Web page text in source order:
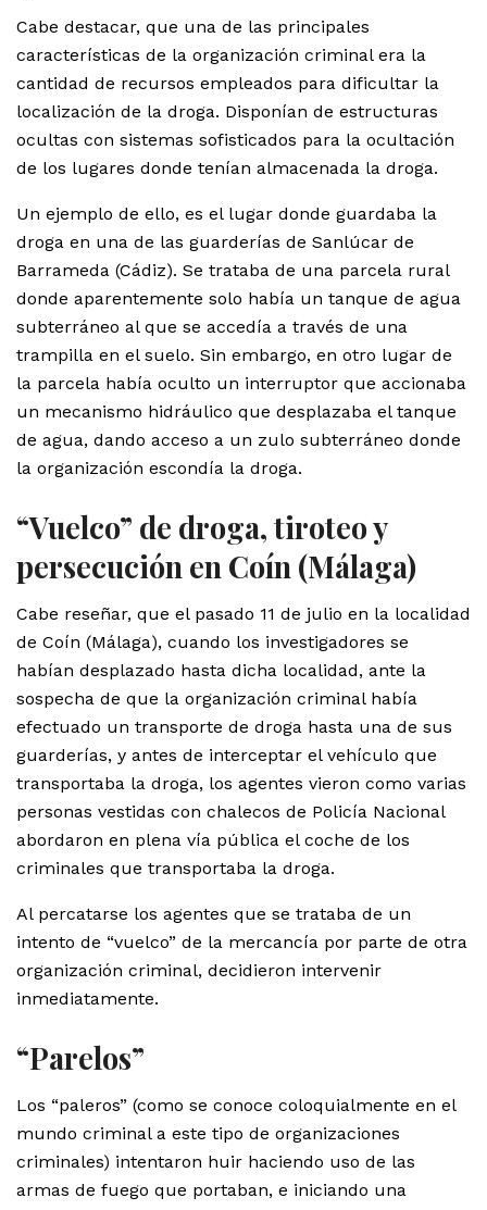
Cabe destacar, que una de las principales
características de la organización criminal era la
cantidad de recursos empleados para dificultar la
localización de la droga. Disponían de estructuras
ocultas con sistemas sofisticados para la ocultación
de los lugares donde tenían almacenada la droga.
Un ejemplo de ello, es el lugar donde guardaba la
droga en una de las guarderías de Sanlúcar de
Barrameda (Cádiz). Se trataba de una parcela rural
donde aparentemente solo había un tanque de agua
subterráneo al que se accedía a través de una
trampilla en el suelo. Sin embargo, en otro lugar de
la parcela había oculto un interruptor que accionaba
un mecanismo hidráulico que desplazaba el tanque
de agua, dando acceso a un zulo subterráneo donde
la organización escondía la droga.
“Vuelco” de droga, tiroteo y
persecución en Coín (Málaga)
Cabe reseñar, que el pasado 11 de julio en la localidad
de Coín (Málaga), cuando los investigadores se
habían desplazado hasta dicha localidad, ante la
sospecha de que la organización criminal había
efectuado un transporte de droga hasta una de sus
guarderías, y antes de interceptar el vehículo que
transportaba la droga, los agentes vieron como varias
personas vestidas con chalecos de Policía Nacional
abordaron en plena vía pública el coche de los
criminales que transportaba la droga.
Al percatarse los agentes que se trataba de un
intento de “vuelco” de la mercancía por parte de otra
organización criminal, decidieron intervenir
inmediatamente.
“Parelos”
Los “paleros” (como se conoce coloquialmente en el
mundo criminal a este tipo de organizaciones
criminales) intentaron huir haciendo uso de las
armas de fuego que portaban, e iniciando una